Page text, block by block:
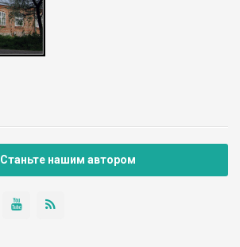
Станьте нашим автором